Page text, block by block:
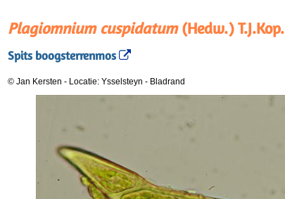
Plagiomnium cuspidatum(Hedw.) T.J.Kop.
Spits boogsterrenmos
© Jan Kersten - Locatie: Ysselsteyn - Bladrand